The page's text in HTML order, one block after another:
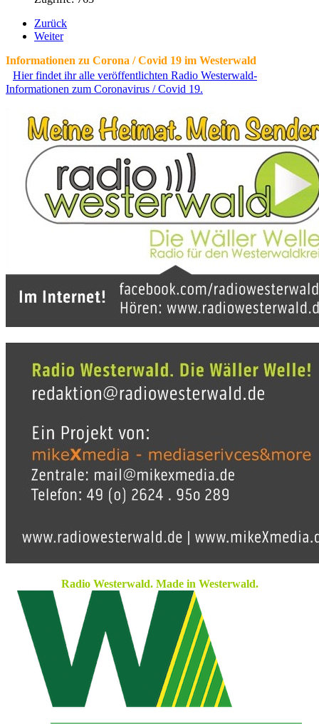
Zurück
Weiter
Informationen zu Corona / Covid 19 im Westerwald
Hier findet ihr alle veröffentlichten Radio Westerwald-
Informationen zum Coronavirus / Covid 19.
Radio Westerwald. Made in Westerwald.